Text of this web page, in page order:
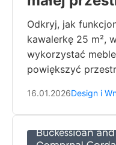
Odkryj, jak
kawalerkę 25 m²,
wykorzystać
powiększyć
16.01.2026Design i